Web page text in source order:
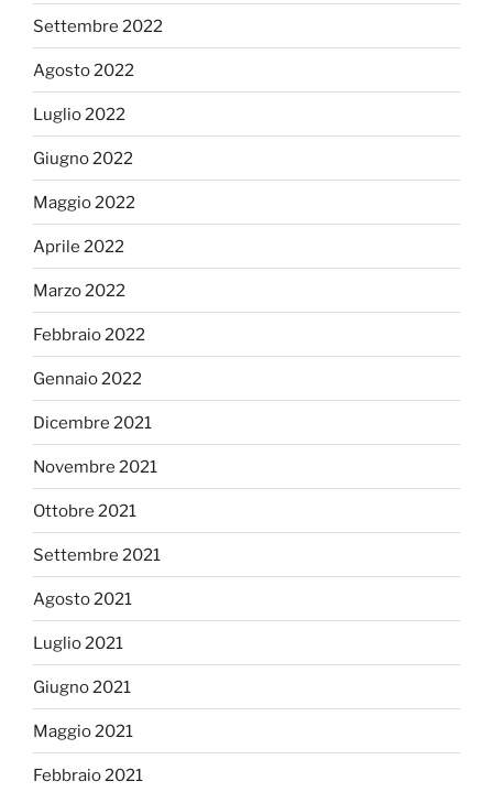
Settembre 2022
Agosto 2022
Luglio 2022
Giugno 2022
Maggio 2022
Aprile 2022
Marzo 2022
Febbraio 2022
Gennaio 2022
Dicembre 2021
Novembre 2021
Ottobre 2021
Settembre 2021
Agosto 2021
Luglio 2021
Giugno 2021
Maggio 2021
Febbraio 2021